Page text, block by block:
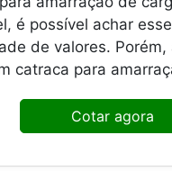
é possível achar
de valores. Porém,
catraca para
Cotar agora